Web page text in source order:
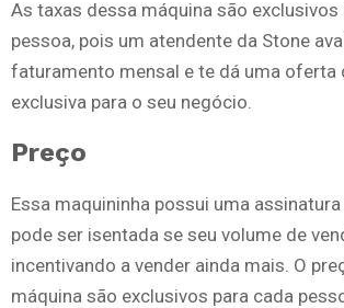
As taxas dessa máquina são exclusivos
pessoa, pois um atendente da Stone
faturamento mensal e te dá uma oferta
exclusiva para o seu negócio.
Preço
Essa maquininha possui uma
pode ser isentada se seu volume de
incentivando a vender ainda mais. O
máquina são exclusivos para cada